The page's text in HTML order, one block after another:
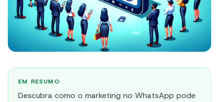
EM RESUMO
Descubra como o marketing no WhatsApp pode